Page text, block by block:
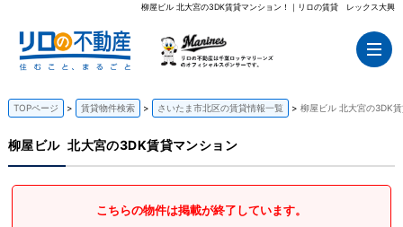
柳屋ビル 北大宮の3DK賃貸マンション！｜リロの賃貸 レックス大興
TOPページ 賃貸物件検索 さいたま市北区の賃貸情報一覧 柳屋ビル 北大宮の3DK
柳屋ビル 北大宮の3DK賃貸マンション
こちらの物件は掲載が終了しています。